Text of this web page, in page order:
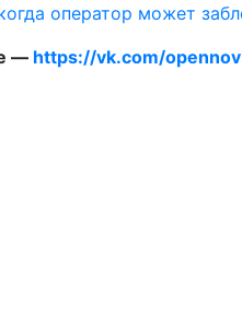
оператор может
— https://vk.com/opennov